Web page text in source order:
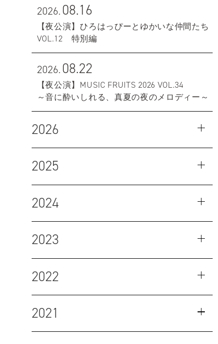
2026.08.16
【夜公演】ひろはっぴーとゆかいな仲間たち
VOL.12 特別編
2026.08.22
【夜公演】MUSIC FRUITS 2026 VOL.34
～音に酔いしれる、真夏の夜のメロディー～
2026
2025
2024
2023
2022
2021